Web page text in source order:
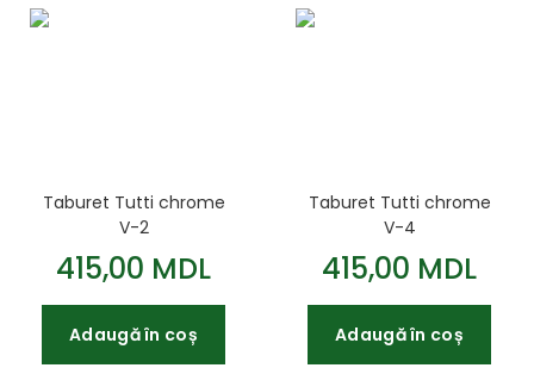
Taburet Tutti chrome
V-2
415,00 MDL
Adaugă în coș
Taburet Tutti chrome
V-4
415,00 MDL
Adaugă în coș